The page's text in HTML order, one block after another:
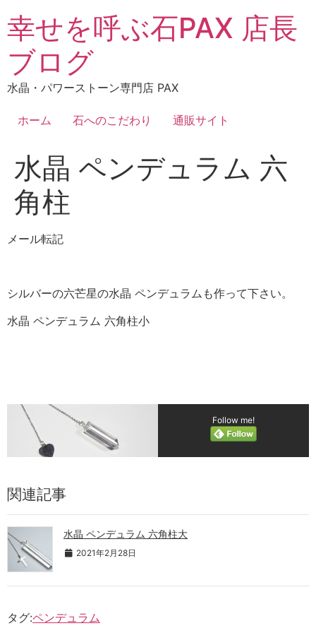
ン
ン
に
幸せを呼ぶ石PAX 店長
ブログ
水晶・パワーストーン専門店 PAX
ホーム 石へのこだわり 通販サイト
水晶 ペンデュラム 六
角柱
メール転記
シルバーの六芒星の水晶 ペンデュラムも作って下さい。
水晶 ペンデュラム 六角柱小
Follow me!
関連記事
水晶 ペンデュラム 六角柱大
2021年2月28日
タグ:ペンデュラム